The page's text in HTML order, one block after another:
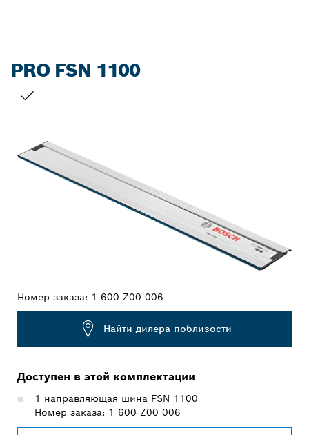
PRO FSN 1100
Номер заказа: 1 600 Z00 006
Найти дилера поблизости
Доступен в этой комплектации
1 направляющая шина FSN 1100
Номер заказа: 1 600 Z00 006